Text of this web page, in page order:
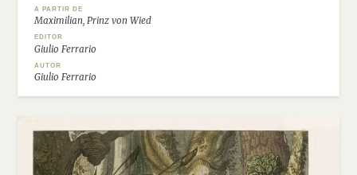
A PARTIR DE
Maximilian, Prinz von Wied
EDITOR
Giulio Ferrario
AUTOR
Giulio Ferrario